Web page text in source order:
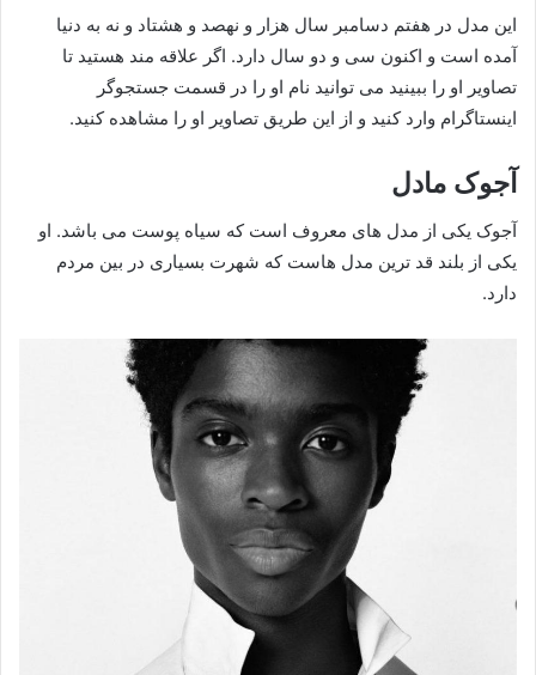
این مدل در هفتم دسامبر سال هزار و نهصد و هشتاد و نه به دنیا
آمده است و اکنون سی و دو سال دارد. اگر علاقه مند هستید تا
تصاویر او را ببینید می توانید نام او را در قسمت جستجوگر
اینستاگرام وارد کنید و از این طریق تصاویر او را مشاهده کنید.
آجوک مادل
آجوک یکی از مدل های معروف است که سیاه پوست می باشد. او
یکی از بلند قد ترین مدل هاست که شهرت بسیاری در بین مردم
دارد.